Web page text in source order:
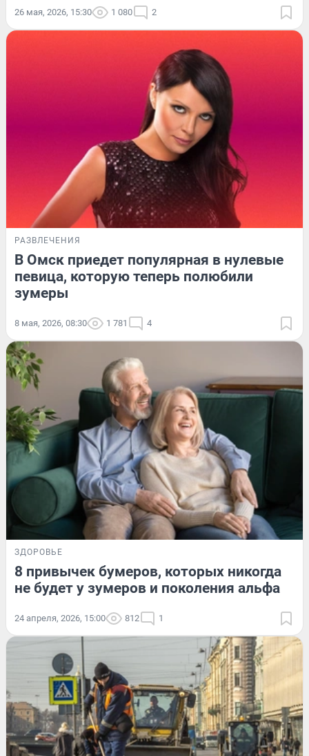
26 мая, 2026, 15:30 1 080 2
РАЗВЛЕЧЕНИЯ
В Омск приедет популярная в нулевые
певица, которую теперь полюбили
зумеры
8 мая, 2026, 08:30 1 781 4
ЗДОРОВЬЕ
8 привычек бумеров, которых никогда
не будет у зумеров и поколения альфа
24 апреля, 2026, 15:00 812 1